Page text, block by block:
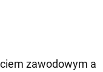
zawodowym a